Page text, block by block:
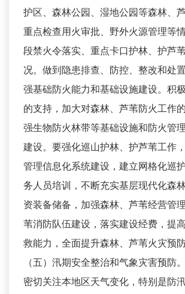
护区、森林公园、湿地公园等森林、
重点检查用火审批、野外火源管理等
段禁火令落实、重点卡口护林、护芦
况。做到隐患排查、防控、整改和处
强基础防火能力和基础设施建设。积
的支持，加大对森林、芦苇防火工作
强生物防火林带等基础设施和防火管
建设。要强化巡山护林、护芦苇工作
管理信息化系统建设，建立网格化巡
务人员培训，不断充实基层现代化森
资装备储备，加强森林、芦苇经营管
苇消防队伍建设，落实建设经费，提
救能力，全面提升森林、芦苇火灾预防
（五）汛期安全整治和气象灾害预防
密切关注本地区天气变化，特别是防